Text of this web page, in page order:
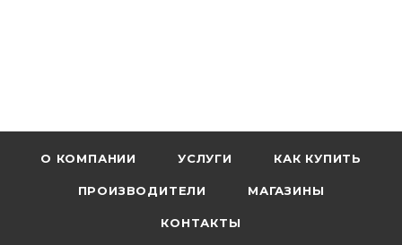
О КОМПАНИИ УСЛУГИ КАК КУПИТЬ
ПРОИЗВОДИТЕЛИ МАГАЗИНЫ
КОНТАКТЫ